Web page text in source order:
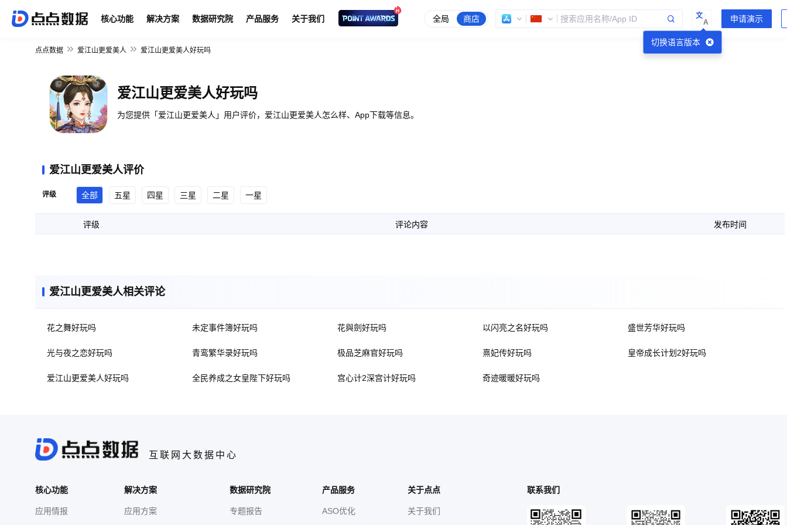
核心功能 解决方案 数据研究院 产品服务 关于我们 全局 商店
切换语言版本
文
A
点点数据 爱江山更爱美人 爱江山更爱美人好玩吗
爱江山更爱美人好玩吗
为您提供「爱江山更爱美人」用户评价，爱江山更爱美人怎么样、App下载等信息。
爱江山更爱美人评价
评级 全部 五星 四星 三星 二星 一星
评级 评论内容 发布时间
爱江山更爱美人相关评论
花之舞好玩吗 未定事件簿好玩吗 花與劍好玩吗 以闪亮之名好玩吗 盛世芳华好玩吗
光与夜之恋好玩吗 青鸾繁华录好玩吗 极品芝麻官好玩吗 熹妃传好玩吗 皇帝成长计划2好玩吗
爱江山更爱美人好玩吗 全民养成之女皇陛下好玩吗 宫心计2深宫计好玩吗 奇迹暖暖好玩吗
互联网大数据中心
核心功能
应用情报
解决方案
应用方案
数据研究院
专题报告
产品服务
ASO优化
关于点点
关于我们
联系我们